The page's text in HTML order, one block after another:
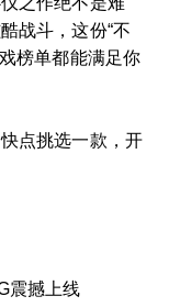
战斗，这份“不
榜单都能满足你
点挑选一款，开
震撼上线